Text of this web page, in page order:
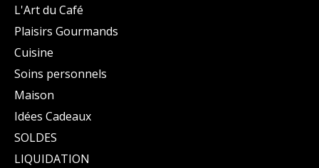
L'Art du Café
Plaisirs Gourmands
Cuisine
Soins personnels
Maison
Idées Cadeaux
SOLDES
LIQUIDATION